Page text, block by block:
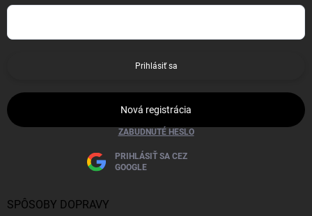
Prihlásiť sa
Nová registrácia
ZABUDNUTÉ HESLO
PRIHLÁSIŤ SA CEZ
GOOGLE
SPÔSOBY DOPRAVY